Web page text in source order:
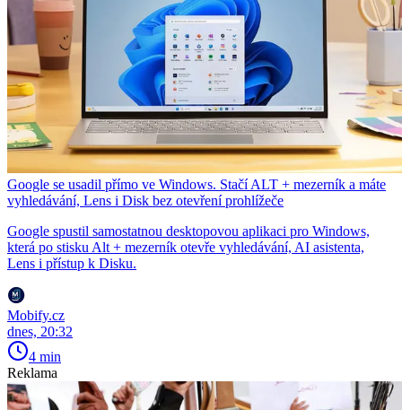
Google se usadil přímo ve Windows. Stačí ALT + mezerník a máte
vyhledávání, Lens i Disk bez otevření prohlížeče
Google spustil samostatnou desktopovou aplikaci pro Windows,
která po stisku Alt + mezerník otevře vyhledávání, AI asistenta,
Lens i přístup k Disku.
Mobify.cz
dnes, 20:32
4 min
Reklama